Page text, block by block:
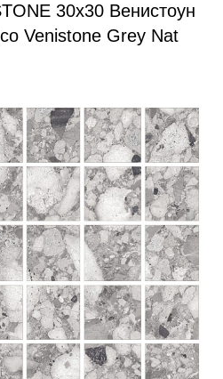
30x30 Венистоун
Venistone Grey Nat